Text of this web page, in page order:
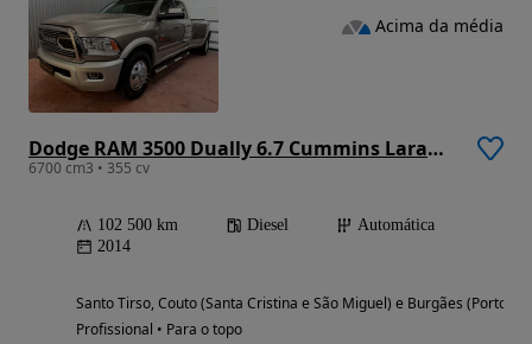
Dodge RAM 3500 Dually 6.7 Cummins Laramie
6700 cm3 • 355 cv
102 500 km Diesel
Automática
2014
Santo Tirso, Couto (Santa Cristina e São Miguel) e Burgães (Porto)
Profissional • Para o topo
Acima da média